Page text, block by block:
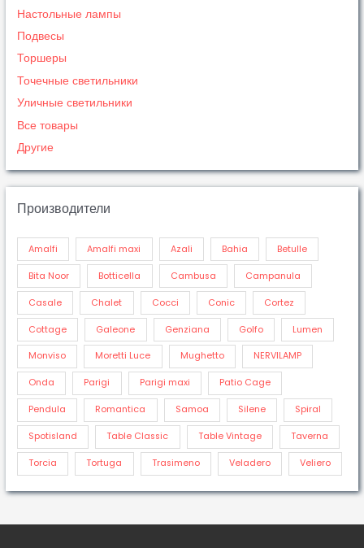
Настольные лампы
Подвесы
Торшеры
Точечные светильники
Уличные светильники
Все товары
Другие
Производители
Amalfi Amalfi maxi Azali Bahia Betulle
Bita Noor Botticella Cambusa Campanula
Casale Chalet Cocci Conic Cortez
Cottage Galeone Genziana Golfo Lumen
Monviso Moretti Luce Mughetto NERVILAMP
Onda Parigi Parigi maxi Patio Cage
Pendula Romantica Samoa Silene Spiral
Spotisland Table Classic Table Vintage Taverna
Torcia Tortuga Trasimeno Veladero Veliero